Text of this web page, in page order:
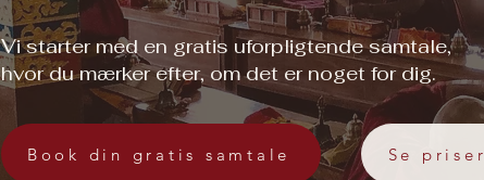
Vi starter med en gratis uforpligtende samtale,
hvor du mærker efter, om det er noget for dig.
Book din gratis samtale Se priser